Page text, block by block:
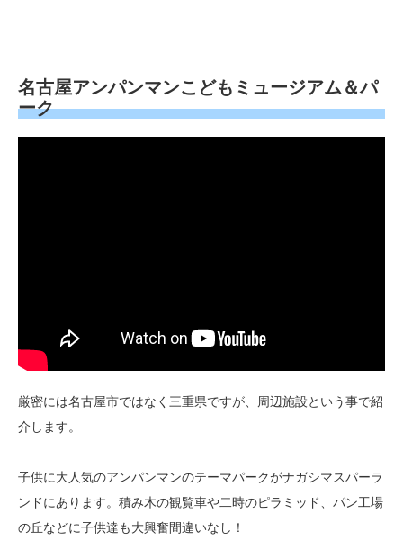
名古屋アンパンマンこどもミュージアム＆パ
ーク
厳密には名古屋市ではなく三重県ですが、周辺施設という事で紹
介します。
子供に大人気のアンパンマンのテーマパークがナガシマスパーラ
ンドにあります。積み木の観覧車や二時のピラミッド、パン工場
の丘などに子供達も大興奮間違いなし！